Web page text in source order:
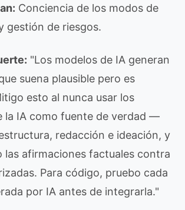
Conciencia de los modos de
gestión de riesgos.
"Los modelos de IA generan
suena plausible pero es
esto al nunca usar los
la IA como fuente de verdad —
redacción e ideación, y
las afirmaciones factuales contra
Para código, pruebo cada
por IA antes de integrarla."